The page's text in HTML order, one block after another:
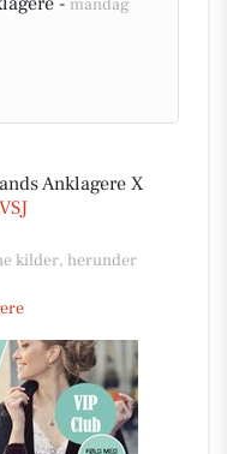
mandag
Anklagere X
kilder, herunder